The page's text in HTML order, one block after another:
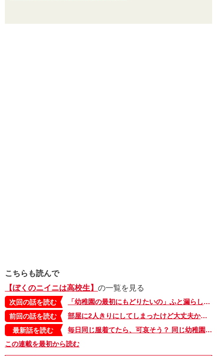
こちらも読んで
【ぼくのニイニは高校生】 の一覧を見る
次回の話を読む
「幼稚園の最初にもどりたいの」ふと漏らしたオトト君の言葉に、ニイニは…【10歳差兄弟！ぼくのニイニは高校生】
前回の話を読む
部屋に2人きりにしてしまったけど大丈夫かな…。ガチャッと扉を開けてみたら、そこで2人は…!?【10歳差兄弟！ぼくのニイニは高校生】
最新話を読む
毎日同じ服着てたら、可哀そう？ 同じ幼稚園のママに言われた言葉、今思うことは…【10歳差兄弟！ぼくのニイニは高校生】
この連載を最初から読む